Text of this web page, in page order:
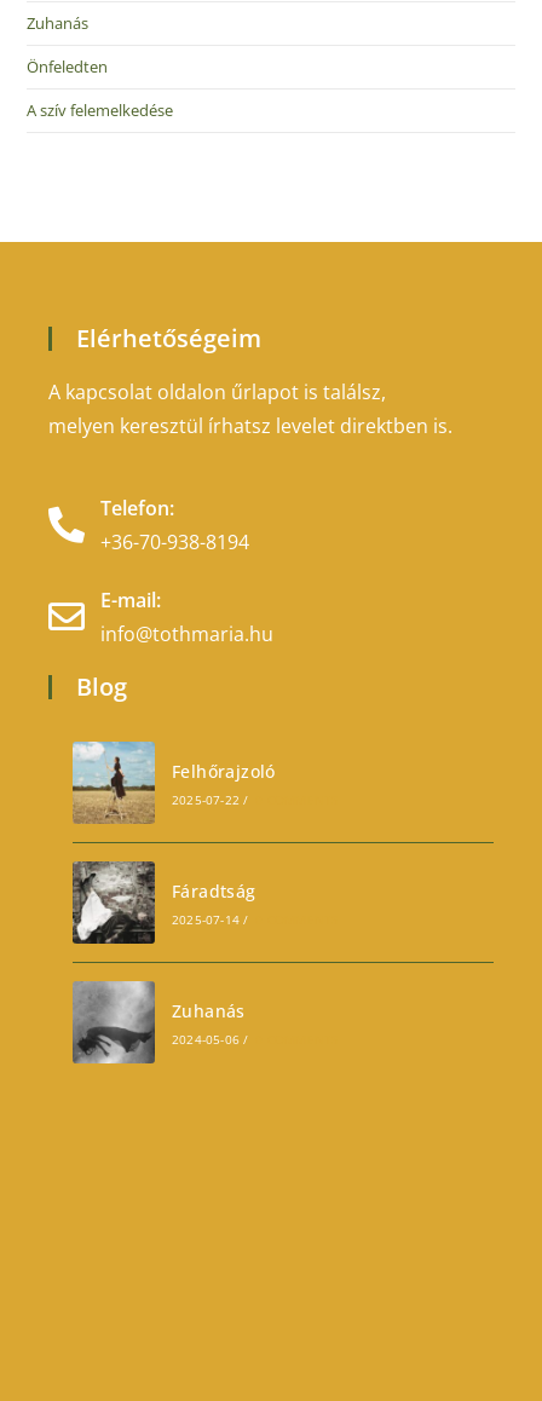
Zuhanás
Önfeledten
A szív felemelkedése
Elérhetőségeim
A kapcsolat oldalon űrlapot is találsz,
melyen keresztül írhatsz levelet direktben is.
Telefon:
+36-70-938-8194
E-mail:
info@tothmaria.hu
Blog
Felhőrajzoló
2025-07-22 /
Fáradtság
2025-07-14 /
Zuhanás
2024-05-06 /